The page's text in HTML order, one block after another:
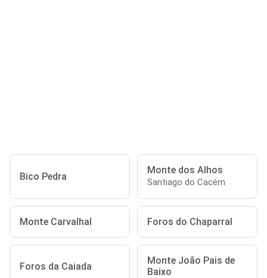
Bico Pedra
Monte dos Alhos
Santiago do Cacém
Monte Carvalhal Foros do Chaparral
Foros da Caiada
Monte João Pais de
Baixo